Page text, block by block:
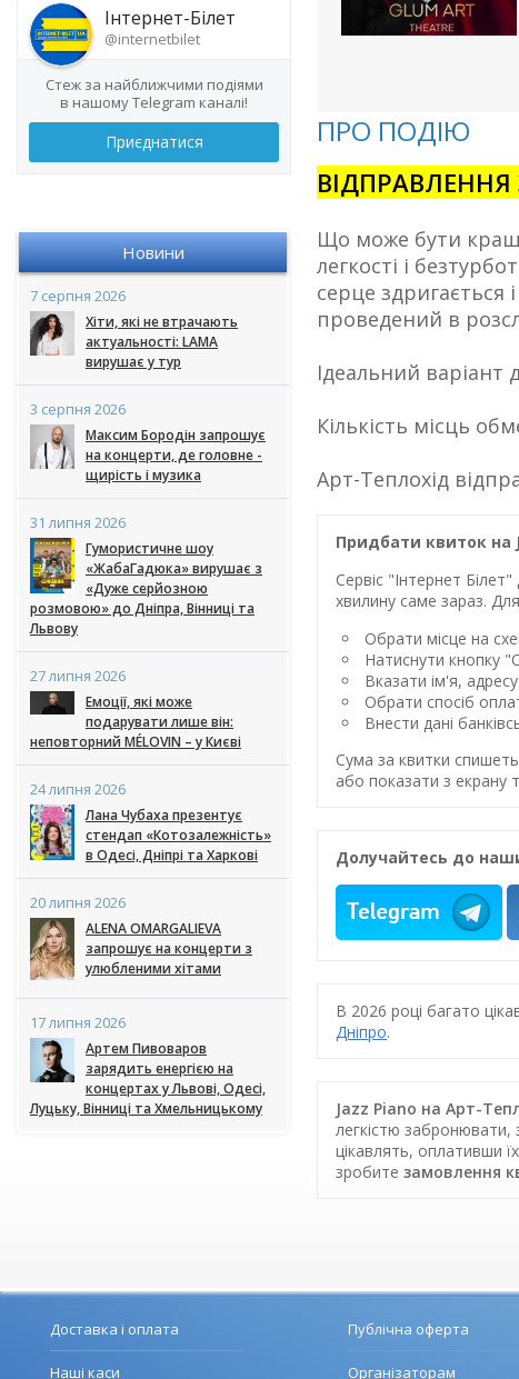
Інтернет-Білет
@internetbilet
Стеж за найближчими подіями
в нашому Telegram каналі!
Приєднатися
Новини
7 серпня 2026
Хіти, які не втрачають
актуальності: LAMA
вирушає у тур
3 серпня 2026
Максим Бородін запрошує
на концерти, де головне -
щирість і музика
31 липня 2026
Гумористичне шоу
«ЖабаГадюка» вирушає з
«Дуже серйозною
розмовою» до Дніпра, Вінниці та
Львову
27 липня 2026
Емоції, які може
подарувати лише він:
неповторний MÉLOVIN – у Києві
24 липня 2026
Лана Чубаха презентує
стендап «Котозалежність»
в Одесі, Дніпрі та Харкові
20 липня 2026
ALENA OMARGALIEVA
запрошує на концерти з
улюбленими хітами
17 липня 2026
Артем Пивоваров
зарядить енергією на
концертах у Львові, Одесі,
Луцьку, Вінниці та Хмельницькому
ПРО ПОДІЮ
ВІДПРАВЛЕННЯ
Що може бути
легкості і
серце здригається
проведений в
Ідеальний варіант
Кількість місць
Арт-Теплохід
Придбати квиток на
Сервіс "Інтернет
хвилину саме зараз.
Обрати місце на
Натиснути кнопку
Вказати ім'я,
Обрати спосіб
Внести дані
Сума за квитки
або показати з екрану
Долучайтесь до
В 2026 році багато
Дніпро.
Jazz Piano на Арт-
легкістю забронювати,
цікавлять, оплативши
зробите замовлення
Доставка і оплата
Наші каси
Публічна оферта
Організаторам